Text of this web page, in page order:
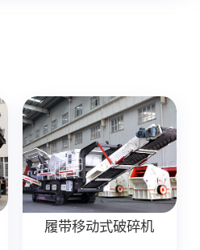
履带移动式破碎机